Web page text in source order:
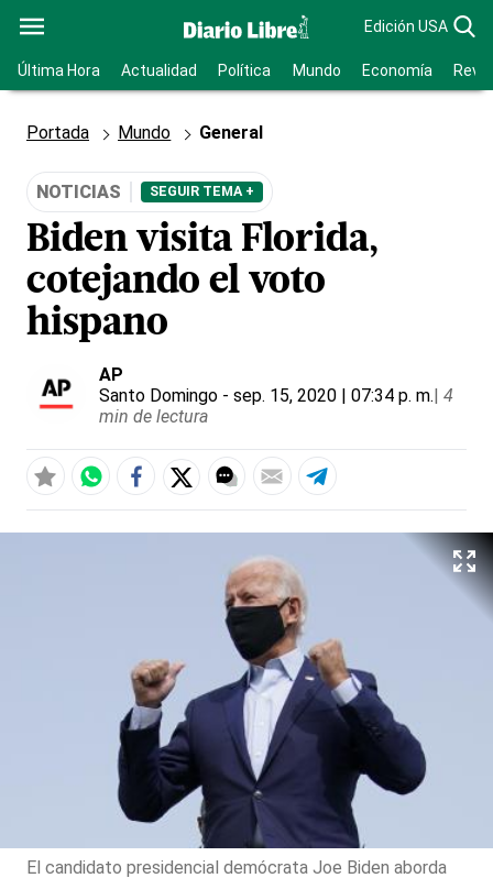
Edición USA
Última Hora Actualidad Política Mundo Economía
Portada Mundo General
NOTICIAS SEGUIR TEMA +
Biden visita Florida,
cotejando el voto
hispano
AP
Santo Domingo - sep. 15, 2020 | 07:34 p. m.| 4
min de lectura
El candidato presidencial demócrata Joe Biden aborda